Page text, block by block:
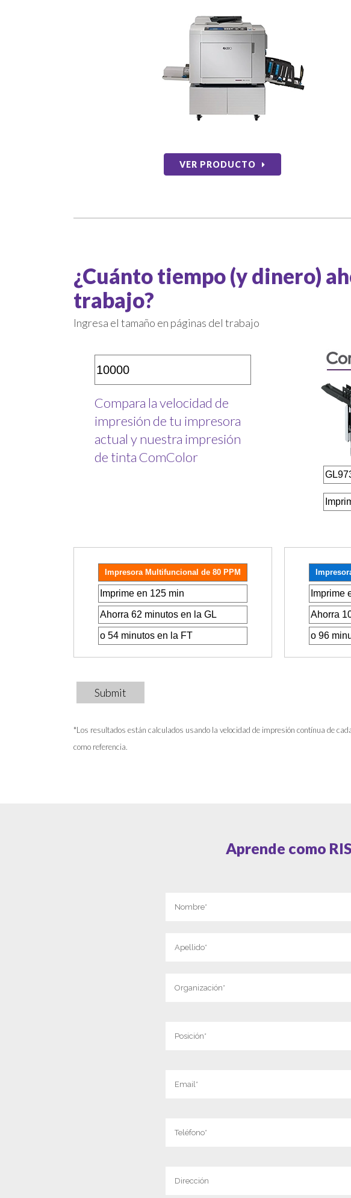
VER PRODUCTO
¿Cuánto tiempo (y dinero)
trabajo?
Ingresa el tamaño en páginas del trabajo
Compara la velocidad de
impresión de tu impresora
actual y nuestra impresión
de tinta ComColor
Submit
*Los resultados están calculados usando la velocidad de impresión contínua de
como referencia.
Aprende como